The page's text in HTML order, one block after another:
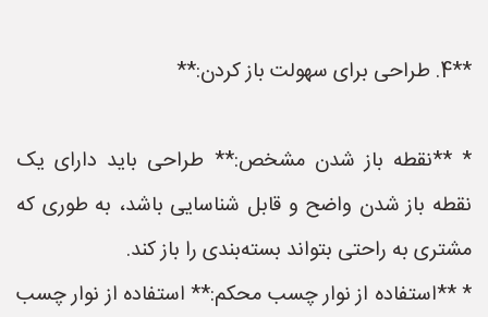
**4. طراحی برای سهولت باز کردن:**
* **نقطه باز شدن مشخص:** طراحی باید دارای یک
نقطه باز شدن واضح و قابل شناسایی باشد، به طوری که
مشتری به راحتی بتواند بسته‌بندی را باز کند.
* **استفاده از نوار چسب محکم:** استفاده از نوار چسب